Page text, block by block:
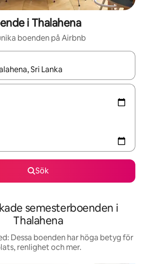
i Thalahena
boenden på Airbnb
tillgängliga kan du navigera med upp- och
Sök
semesterboenden i
Thalahena
Dessa boenden har höga betyg för
renlighet och mer.